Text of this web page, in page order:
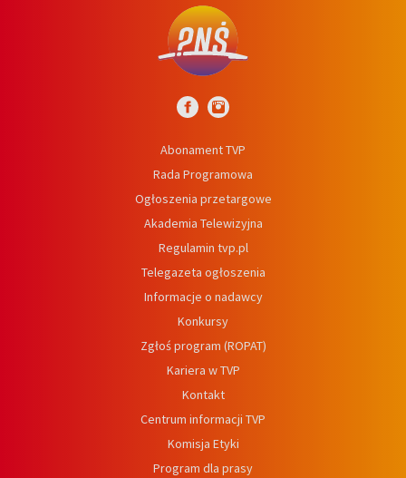
Abonament TVP
Rada Programowa
Ogłoszenia przetargowe
Akademia Telewizyjna
Regulamin tvp.pl
Telegazeta ogłoszenia
Informacje o nadawcy
Konkursy
Zgłoś program (ROPAT)
Kariera w TVP
Kontakt
Centrum informacji TVP
Komisja Etyki
Program dla prasy